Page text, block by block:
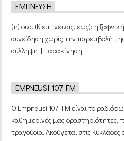
ΈΜΠΝΕΥΣΗ
(η) ουσ. (Κ έμπνευσις, εως): η
συνείδηση χωρίς την παρεμβολή
σύλληψη | παρακίνηση
EMPNEUSI 107 FM
Ο Empneusi 107 FM είναι το
καθημερινές μας δραστηριότητες,
τραγούδια. Ακούγεται στις